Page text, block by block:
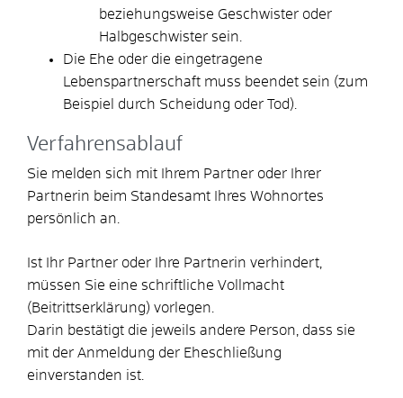
beziehungsweise Geschwister oder
Halbgeschwister sein.
Die Ehe oder die eingetragene
Lebenspartnerschaft muss beendet sein (zum
Beispiel durch Scheidung oder Tod)
Verfahrensablauf
Sie melden sich mit Ihrem Partner oder Ihrer
Partnerin beim Standesamt Ihres Wohnortes
persönlich an.
Ist Ihr Partner oder Ihre Partnerin verhindert,
müssen Sie eine schriftliche Vollmacht
(Beitrittserklärung) vorlegen.
Darin bestätigt die jeweils andere Person, dass sie
mit der Anmeldung der Eheschließung
einverstanden ist.